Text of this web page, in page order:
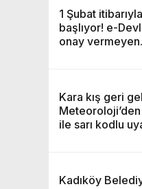
1 Şubat itibarıyla
başlıyor! e-
onay vermeyen
Kara kış geri
ile sarı kodlu
Kadıköy